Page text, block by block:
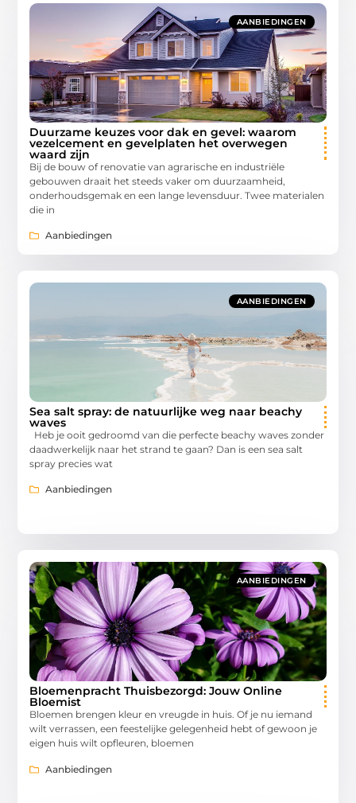
AANBIEDINGEN
Duurzame keuzes voor dak en gevel: waarom
vezelcement en gevelplaten het overwegen
waard zijn
Bij de bouw of renovatie van agrarische en industriële
gebouwen draait het steeds vaker om duurzaamheid,
onderhoudsgemak en een lange levensduur. Twee materialen
die in
Aanbiedingen
AANBIEDINGEN
Sea salt spray: de natuurlijke weg naar beachy
waves
Heb je ooit gedroomd van die perfecte beachy waves zonder
daadwerkelijk naar het strand te gaan? Dan is een sea salt
spray precies wat
Aanbiedingen
AANBIEDINGEN
Bloemenpracht Thuisbezorgd: Jouw Online
Bloemist
Bloemen brengen kleur en vreugde in huis. Of je nu iemand
wilt verrassen, een feestelijke gelegenheid hebt of gewoon je
eigen huis wilt opfleuren, bloemen
Aanbiedingen